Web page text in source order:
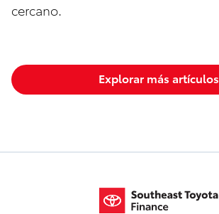
cercano.
Explorar más artículos